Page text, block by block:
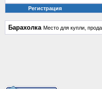
Регистрация
Барахолка Место для купли,